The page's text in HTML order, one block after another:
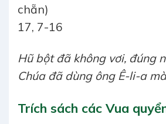
chẵn)
17, 7-16
Hũ bột đã không vơi, đúng
Chúa đã dùng ông Ê-li-a
Trích sách các Vua